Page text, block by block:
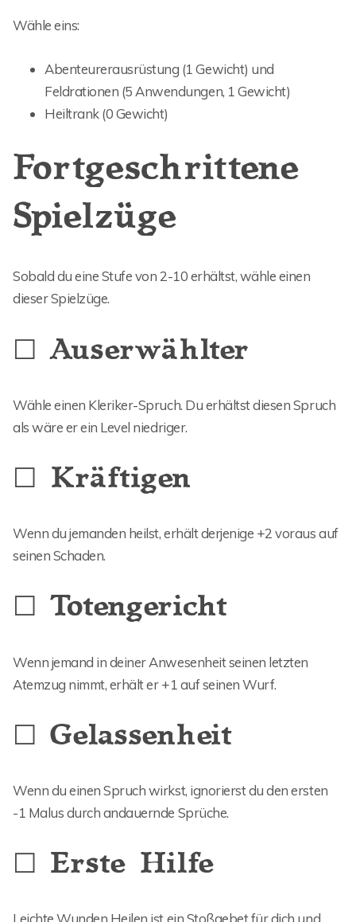
Wähle eins:
Abenteurerausrüstung (1 Gewicht) und
Feldrationen (5 Anwendungen, 1 Gewicht)
Heiltrank (0 Gewicht)
Fortgeschrittene
Spielzüge
Sobald du eine Stufe von 2-10 erhältst, wähle einen
dieser Spielzüge.
☐ Auserwählter
Wähle einen Kleriker-Spruch. Du erhältst diesen Spruch
als wäre er ein Level niedriger.
☐ Kräftigen
Wenn du jemanden heilst, erhält derjenige +2 voraus auf
seinen Schaden.
☐ Totengericht
Wenn jemand in deiner Anwesenheit seinen letzten
Atemzug nimmt, erhält er +1 auf seinen Wurf.
☐ Gelassenheit
Wenn du einen Spruch wirkst, ignorierst du den ersten
-1 Malus durch andauernde Sprüche.
☐ Erste Hilfe